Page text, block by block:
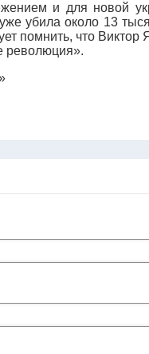
и для новой
убила около 13
помнить, что
революция».